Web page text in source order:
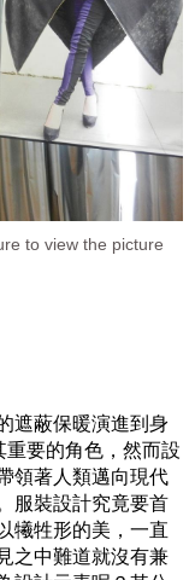
to view the picture
遮蔽保暖演進到身
重要的角色，然而設
領著人類邁向現代
服裝設計究竟要首
犧牲形的美，一直
之中難道就沒有兼